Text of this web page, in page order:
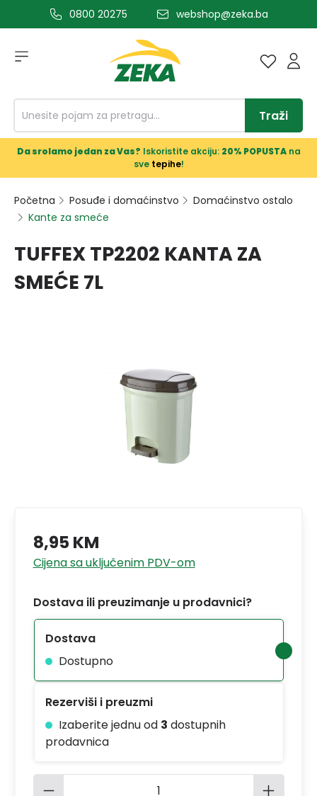
glavni sadržaj0800 20275 webshop@zeka.ba
Traži
Da srolamo jedan za Vas? Iskoristite akciju: 20% POPUSTAna
sve tepihe!
Početna Posuđe i domaćinstvo
Domaćinstvo ostalo
Kante za smeće
TUFFEX TP2202 KANTA ZA
SMEĆE 7L
8,95 KM
Cijena sa uključenim PDV-om
Dostava ili preuzimanje u prodavnici?
Dostava
Dostupno
Rezerviši i preuzmi
Izaberite jednu od 3 dostupnih
prodavnica
Količina proizvoda: Unesite